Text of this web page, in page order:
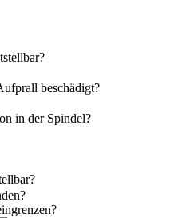
beschädigt?
in der Spindel?